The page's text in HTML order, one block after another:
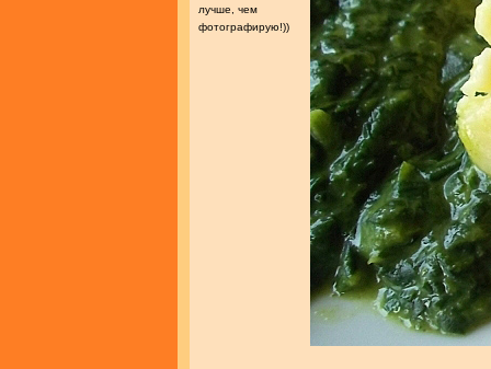
лучше, чем
фотографирую!))